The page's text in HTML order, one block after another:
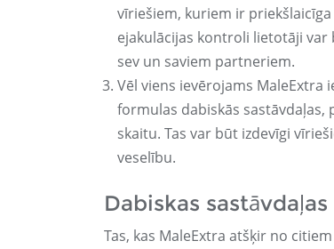
vīriešiem, kuriem ir
ejakulācijas kontroli lietotāji var
sev un saviem partneriem.
Vēl viens ievērojams MaleExtra
formulas dabiskās
skaitu. Tas var būt izdevīgi
veselību.
Dabiskas sastāvdaļas
Tas, kas MaleExtra atšķir no